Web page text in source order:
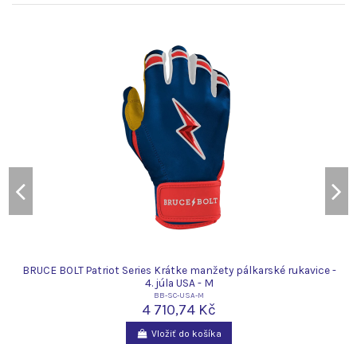
BRUCE BOLT Patriot Series Krátke manžety pálkarské rukavice -
4. júla USA - M
BB-SC-USA-M
4 710,74 Kč
Vložiť do košíka